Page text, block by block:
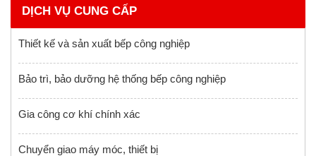
DỊCH VỤ CUNG CẤP
Thiết kế và sản xuất bếp công nghiệp
Bảo trì, bảo dưỡng hệ thống bếp công nghiệp
Gia công cơ khí chính xác
Chuyển giao máy móc, thiết bị